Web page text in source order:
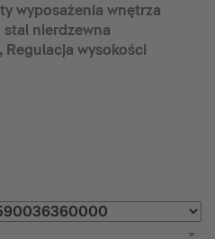
wyposażenia wnętrza
nierdzewna
wysokości